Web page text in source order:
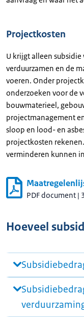
Projectkosten
U krijgt alleen
verduurzamen en de
voeren. Onder
onderzoeken voor de
bouwmaterieel,
projectmanagement
sloop en lood- en
projectkosten
verminderen kunnen
PDF document |
Hoeveel